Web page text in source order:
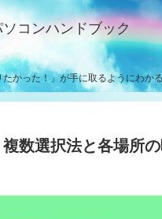
ソコンハンドブック
たかった！」が手に取るようにわか
複数選択法と各場所